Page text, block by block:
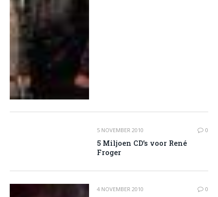
5 NOVEMBER 2010 0
5 Miljoen CD’s voor René
Froger
4 NOVEMBER 2010 0